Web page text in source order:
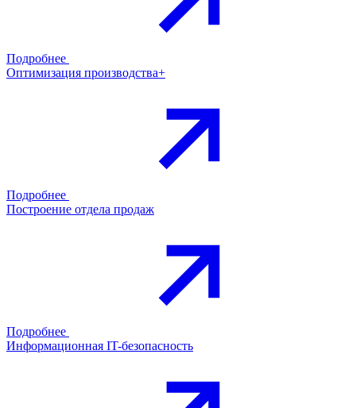
Подробнее
Оптимизация производства+
Подробнее
Построение отдела продаж
Подробнее
Информационная IT-безопасность